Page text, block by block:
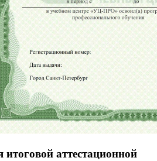
итоговой аттестационной